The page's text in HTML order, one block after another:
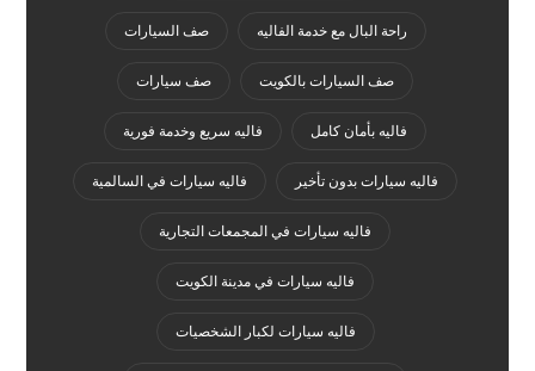
راحة البال مع خدمة الفاليه صف السيارات
صف السيارات بالكويت صف سيارات
فاليه بأمان كامل فاليه سريع وخدمة فورية
فاليه سيارات بدون تأخير فاليه سيارات في السالمية
فاليه سيارات في المجمعات التجارية
فاليه سيارات في مدينة الكويت
فاليه سيارات لكبار الشخصيات